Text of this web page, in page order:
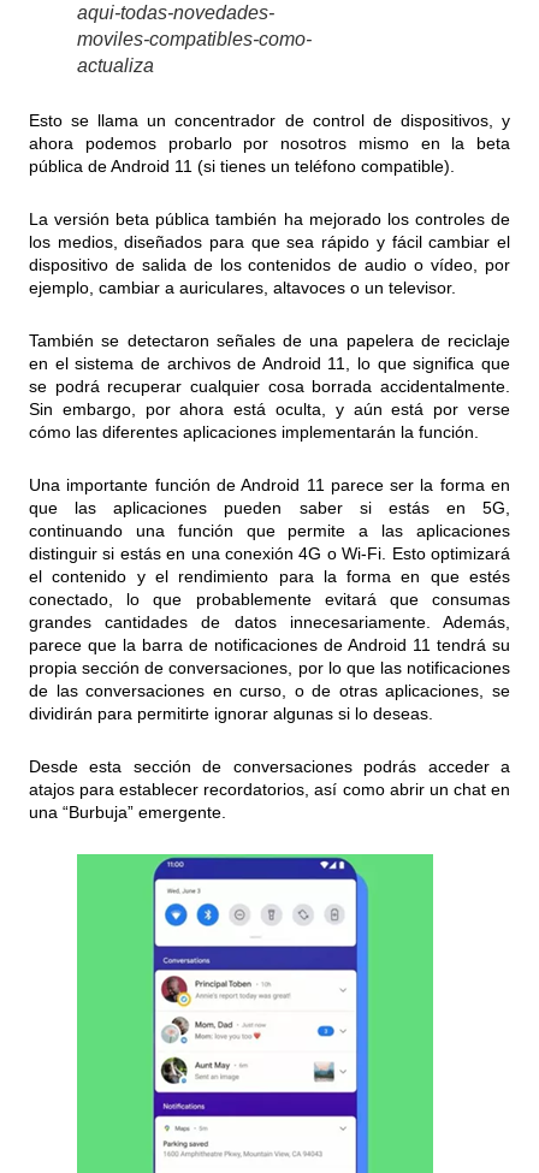
aqui-todas-novedades-
moviles-compatibles-como-
actualiza
Esto se llama un concentrador de control de dispositivos, y
ahora podemos probarlo por nosotros mismo en la beta
pública de Android 11 (si tienes un teléfono compatible).
La versión beta pública también ha mejorado los controles de
los medios, diseñados para que sea rápido y fácil cambiar el
dispositivo de salida de los contenidos de audio o vídeo, por
ejemplo, cambiar a auriculares, altavoces o un televisor.
También se detectaron señales de una papelera de reciclaje
en el sistema de archivos de Android 11, lo que significa que
se podrá recuperar cualquier cosa borrada accidentalmente.
Sin embargo, por ahora está oculta, y aún está por verse
cómo las diferentes aplicaciones implementarán la función.
Una importante función de Android 11 parece ser la forma en
que las aplicaciones pueden saber si estás en 5G,
continuando una función que permite a las aplicaciones
distinguir si estás en una conexión 4G o Wi-Fi. Esto optimizará
el contenido y el rendimiento para la forma en que estés
conectado, lo que probablemente evitará que consumas
grandes cantidades de datos innecesariamente. Además,
parece que la barra de notificaciones de Android 11 tendrá su
propia sección de conversaciones, por lo que las notificaciones
de las conversaciones en curso, o de otras aplicaciones, se
dividirán para permitirte ignorar algunas si lo deseas.
Desde esta sección de conversaciones podrás acceder a
atajos para establecer recordatorios, así como abrir un chat en
una “Burbuja” emergente.